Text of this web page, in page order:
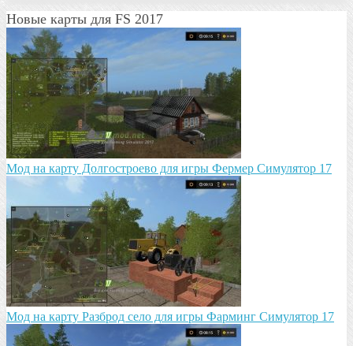
Новые карты для FS 2017
Мод на карту Долгостроево для игры Фермер Симулятор 17
Mод на карту Разброд село для игры Фарминг Симулятор 17